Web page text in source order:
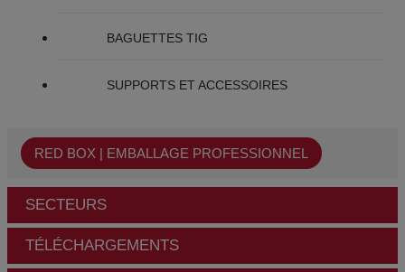
BAGUETTES TIG
SUPPORTS ET ACCESSOIRES
RED BOX | EMBALLAGE PROFESSIONNEL
SECTEURS
TÉLÉCHARGEMENTS